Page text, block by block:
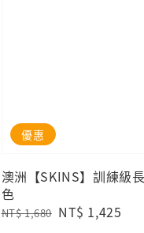
優惠
澳洲【SKINS】訓練級
色
Regular
NT$ 1,680 Sale
NT$ 1,425